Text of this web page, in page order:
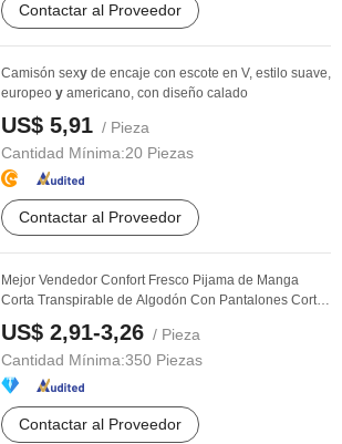
Contactar al Proveedor
Camisón sexy de encaje con escote en V, estilo suave,
europeo y americano, con diseño calado
US$ 5,91 / Pieza
Cantidad Mínima:20 Piezas
Contactar al Proveedor
Mejor Vendedor Confort Fresco Pijama de Manga
Corta Transpirable de Algodón Con Pantalones Cortos
US$ 2,91-3,26 / Pieza
Cantidad Mínima:350 Piezas
Contactar al Proveedor